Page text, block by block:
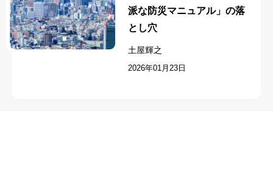
派な防災マニュアル」の落
とし穴
土屋輝之
2026年01月23日